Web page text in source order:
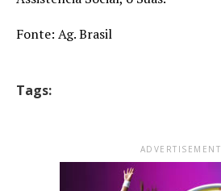
Fonte: Ag. Brasil
Tags:
ADVERTISEMENT